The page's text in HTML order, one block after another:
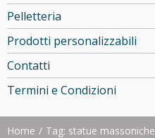
Pelletteria
Prodotti personalizzabili
Contatti
Termini e Condizioni
Home Tag: statue massoniche